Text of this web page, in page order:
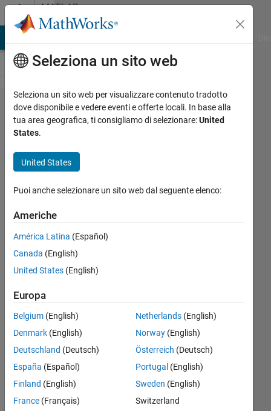
Vai al contenutoMATLAB
Answers
In a
random
of points in
area how
can we
determine
the density
information
each region
Tamoor
Shafique
3 Set
2
Risposte
Seleziona un sito web
Seleziona un sito web per visualizzare contenuto tradotto
dove disponibile e vedere eventi e offerte locali. In base alla
tua area geografica, ti consigliamo di selezionare:United
States.
United States
Puoi anche selezionare un sito web dal seguente elenco:
Americhe
América Latina (Español)
Canada (English)
United States (English)
Europa
Belgium (English)
Denmark (English)
Deutschland (Deutsch)
España (Español)
Finland (English)
France (Français)
Netherlands(English)
Norway(English)
Österreich (Deutsch)
Portugal (English)
Sweden (English)
Switzerland